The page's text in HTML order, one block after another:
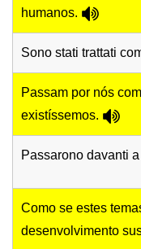
humanos.
Sono stati trattati
Passam por nós
existíssemos.
Passarono davanti
Como se estes
desenvolvimento